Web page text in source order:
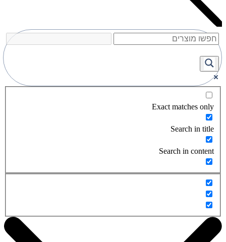
Exact matches only
Search in title
Search in content